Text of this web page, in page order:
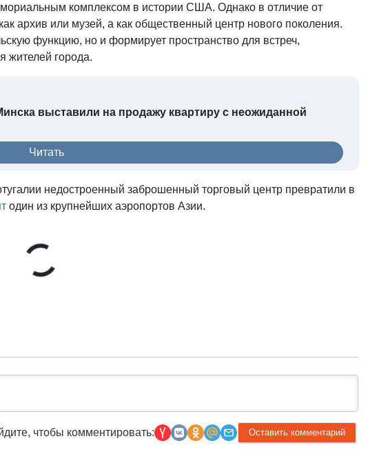
комплексом в истории США. Однако в отличие от
архив или музей, а как общественный центр нового поколения.
функцию, но и формирует пространство для встреч,
жителей города.
выставили на продажу квартиру с неожиданной
Читать
недостроенный заброшенный торговый центр превратили в
один из крупнейших аэропортов Азии.
чтобы комментировать: